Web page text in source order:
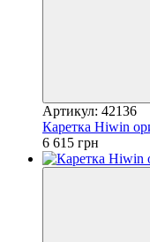
Артикул: 42136
Каретка Hiwin
6 615 грн